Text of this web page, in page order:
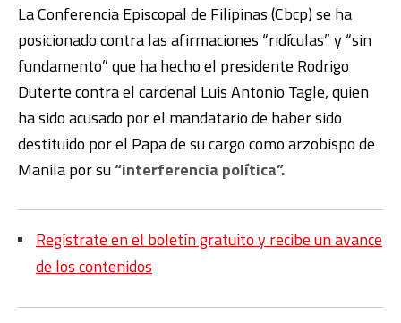
La Conferencia Episcopal de Filipinas(Cbcp)se ha
posicionado contra las afirmaciones “ridículas” y “sin
fundamento” que ha hecho el presidente Rodrigo
Duterte contra el cardenal Luis Antonio Tagle, quien
ha sido acusado por el mandatario de haber sido
destituido por el Papa de su cargo como arzobispo de
Manila por su“interferencia política”.
Regístrate en el boletín gratuito y recibe un avance
de los contenidos